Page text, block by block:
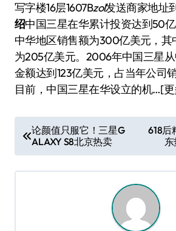
写字楼16层1607Bzol发送商家地址
绍中国三星在华累计投资达到50
中华地区销售额为300亿美元，其
为205亿美元。2006年中国三星
金额达到123亿美元，占当年公司
目前，中国三星在华设立的机…[
章
导
论颜值只服它！三星G
ALAXY S8北京热卖
618后